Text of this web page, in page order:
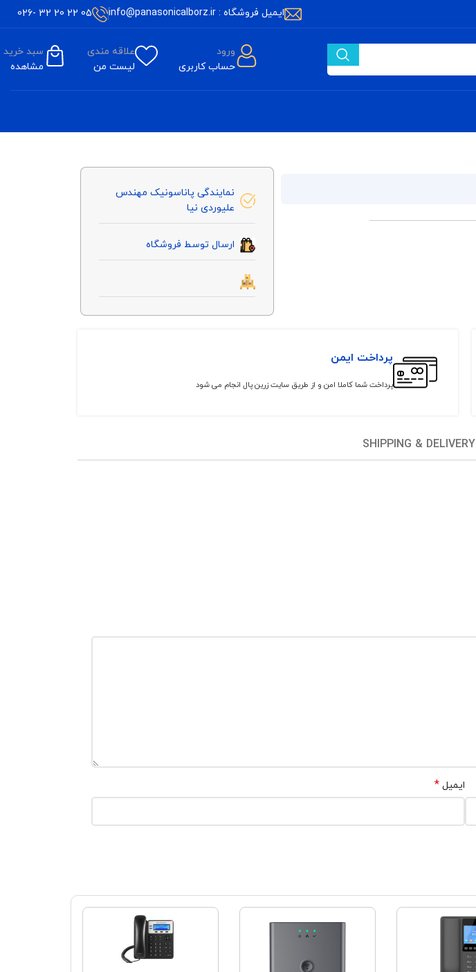
ایمیل فروشگاه : info@panasonicalborz.ir 05 22 20 32 -026
ورود
حساب کاربری
علاقه مندی
لیست من
سبد خرید
مشاهده
نمایندگی پاناسونیک مهندس
علیوردی نیا
ارسال توسط فروشگاه
پرداخت ایمن
پرداخت شما کاملا امن و از طریق سایت زرین پال انجام می شود
SHIPPING & DELIVERY
ایمیل *